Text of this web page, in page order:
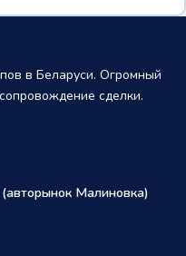
в Беларуси. Огромный
сделки.
Малиновка)